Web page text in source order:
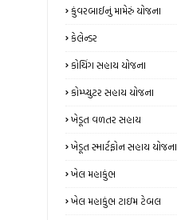
કુંવરબાઈનું મામેરું યોજના
કેલેન્ડર
કોચિંગ સહાય યોજના
કોમ્પ્યુટર સહાય યોજના
ખેડૂત વળતર સહાય
ખેડૂત સ્માર્ટફોન સહાય યોજના
ખેલ મહાકુંભ
ખેલ મહાકુંભ ટાઇમ ટેબલ